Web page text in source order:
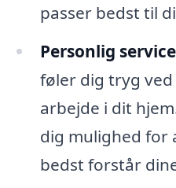
passer bedst til
Personlig
føler dig tryg
arbejde i dit
dig mulighed for
bedst forstår